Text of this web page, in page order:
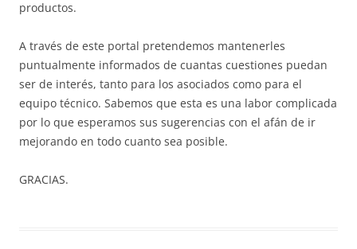
productos.
A través de este portal pretendemos mantenerles
puntualmente informados de cuantas cuestiones puedan
ser de interés, tanto para los asociados como para el
equipo técnico. Sabemos que esta es una labor complicada
por lo que esperamos sus sugerencias con el afán de ir
mejorando en todo cuanto sea posible.
GRACIAS.